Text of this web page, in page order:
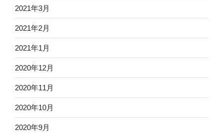
2021年3月
2021年2月
2021年1月
2020年12月
2020年11月
2020年10月
2020年9月